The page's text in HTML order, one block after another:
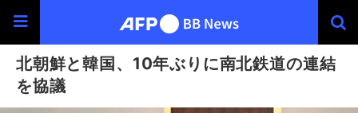
北朝鮮と韓国、10年ぶりに南北鉄道の連結
を協議